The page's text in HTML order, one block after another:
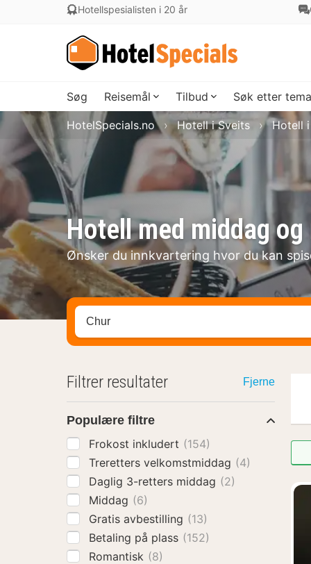
Hotellspesialisten i 20 år
Søg Reisemål Tilbud Søk etter tema
Hotell med middag
Ønsker du innkvartering hvor du kan
HotelSpecials.no Hotell i Sveits Hotell
Søk hotell, region eller by
Filtrer resultater Fjerne
Populære filtre
Frokost inkludert (154)
Treretters velkomstmiddag (4)
Daglig 3-retters middag (2)
Middag (6)
Gratis avbestilling (13)
Betaling på plass (152)
Romantisk (8)